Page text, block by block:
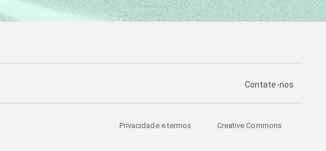
PÁGINA DE
Contate-nos
Privacidade e termos Creative Commons